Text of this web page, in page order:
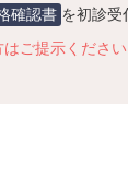
確認書 を初診受
ご提示ください